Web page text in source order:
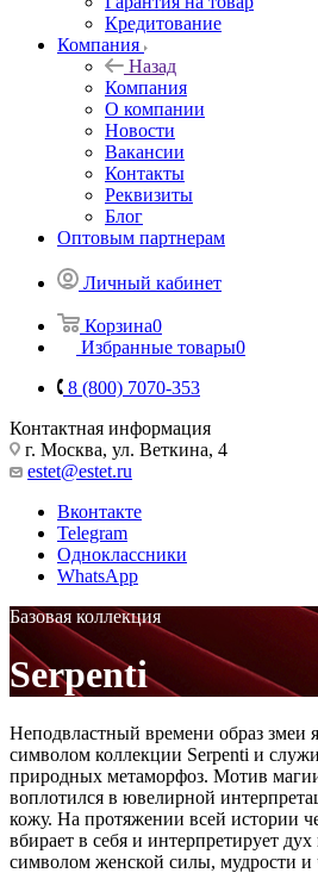
Кредитование
Компания
Назад
Компания
О компании
Новости
Вакансии
Контакты
Реквизиты
Блог
Оптовым партнерам
Личный кабинет
Корзина0
Избранные товары0
8 (800) 7070-353
Контактная информация
г. Москва, ул. Веткина, 4
estet@estet.ru
Вконтакте
Telegram
Одноклассники
WhatsApp
Базовая коллекция
Serpenti
Неподвластный времени образ змеи
символом коллекции Serpenti и
природных метаморфоз. Мотив
воплотился в ювелирной
кожу. На протяжении всей истории
вбирает в себя и интерпретирует
символом женской силы, мудрости и